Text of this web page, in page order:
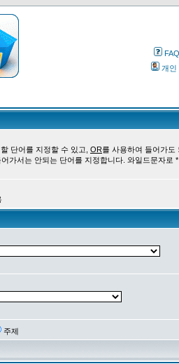
FAQ
개인
단어를 지정할 수 있고, OR를 사용하여 들어가도
가서는 안되는 단어를 지정합니다. 와일드문자로
주제